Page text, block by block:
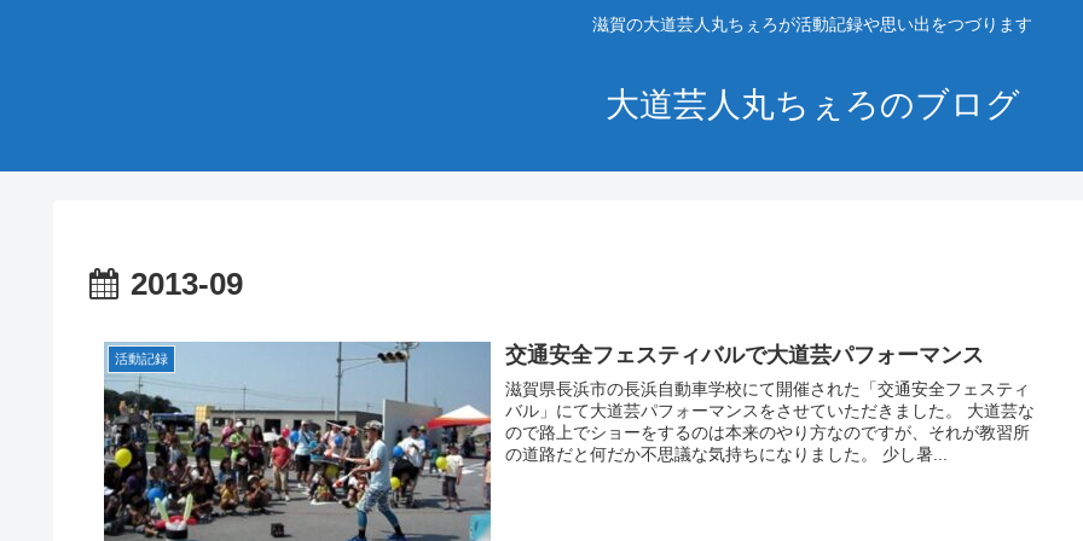
滋賀の大道芸人丸ちぇろが活動記録や思い出をつづります
大道芸人丸ちぇろのブログ
2013-09
活動記録 交通安全フェスティバルで大道芸パフォーマンス
滋賀県長浜市の長浜自動車学校にて開催された「交通安全フェスティ
バル」にて大道芸パフォーマンスをさせていただきました。 大道芸な
ので路上でショーをするのは本来のやり方なのですが、それが教習所
の道路だと何だか不思議な気持ちになりました。 少し暑...